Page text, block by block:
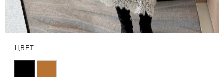
ЦВЕТ